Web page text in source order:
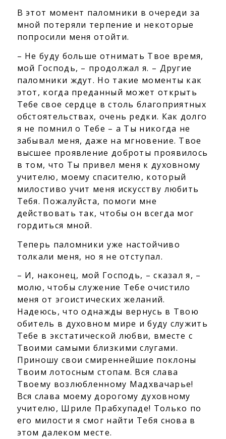
В этот момент паломники в очереди за
мной потеряли терпение и некоторые
попросили меня отойти.
– Не буду больше отнимать Твое время,
мой Господь, – продолжал я. – Другие
паломники ждут. Но такие моменты как
этот, когда преданный может открыть
Тебе свое сердце в столь благоприятных
обстоятельствах, очень редки. Как долго
я не помнил о Тебе – а Ты никогда не
забывал меня, даже на мгновение. Твое
высшее проявление доброты проявилось
в том, что Ты привел меня к духовному
учителю, моему спасителю, который
милостиво учит меня искусству любить
Тебя. Пожалуйста, помоги мне
действовать так, чтобы он всегда мог
гордиться мной.
Теперь паломники уже настойчиво
толкали меня, но я не отступал.
– И, наконец, мой Господь, – сказал я, –
молю, чтобы служение Тебе очистило
меня от эгоистических желаний.
Надеюсь, что однажды вернусь в Твою
обитель в духовном мире и буду служить
Тебе в экстатической любви, вместе с
Твоими самыми близкими слугами.
Приношу свои смиреннейшие поклоны
Твоим лотосным стопам. Вся слава
Твоему возлюбленному Мадхвачарье!
Вся слава моему дорогому духовному
учителю, Шриле Прабхупаде! Только по
его милости я смог найти Тебя снова в
этом далеком месте.